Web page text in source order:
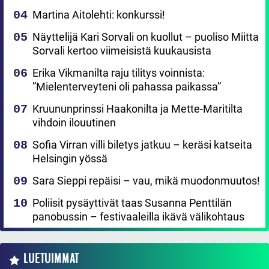
Martina Aitolehti: konkurssi!
Näyttelijä Kari Sorvali on kuollut – puoliso Miitta
Sorvali kertoo viimeisistä kuukausista
Erika Vikmanilta raju tilitys voinnista:
”Mielenterveyteni oli pahassa paikassa”
Kruununprinssi Haakonilta ja Mette-Maritilta
vihdoin ilouutinen
Sofia Virran villi biletys jatkuu – keräsi katseita
Helsingin yössä
Sara Sieppi repäisi – vau, mikä muodonmuutos!
Poliisit pysäyttivät taas Susanna Penttilän
panobussin – festivaaleilla ikävä välikohtaus
LUETUIMMAT